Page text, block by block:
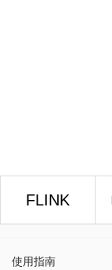
FLINK
使用指南